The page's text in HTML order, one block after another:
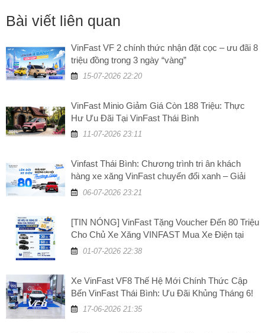
Bài viết liên quan
VinFast VF 2 chính thức nhận đặt cọc – ưu đãi 8
triệu đồng trong 3 ngày “vàng”
15-07-2026 22:20
VinFast Minio Giảm Giá Còn 188 Triệu: Thực
Hư Ưu Đãi Tại VinFast Thái Bình
11-07-2026 23:11
Vinfast Thái Bình: Chương trình tri ân khách
hàng xe xăng VinFast chuyển đổi xanh – Giải
đáp những câu hỏi thường gặp
06-07-2026 23:21
[TIN NÓNG] VinFast Tặng Voucher Đến 80 Triệu
Cho Chủ Xe Xăng VINFAST Mua Xe Điện tại
VinFast Thái Bình
01-07-2026 22:38
Xe VinFast VF8 Thế Hệ Mới Chính Thức Cập
Bến VinFast Thái Bình: Ưu Đãi Khủng Tháng 6!
17-06-2026 21:35